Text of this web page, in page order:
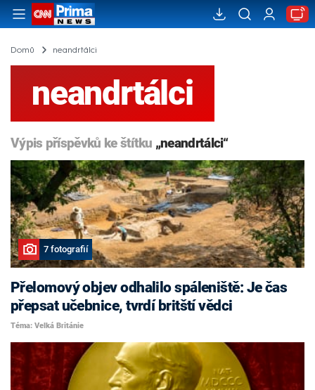
Domů neandrtálci
neandrtálci
Výpis příspěvků ke štítku „neandrtálci“
7 fotografií
Přelomový objev odhalilo spáleniště: Je čas
přepsat učebnice, tvrdí britští vědci
Téma: Velká Británie